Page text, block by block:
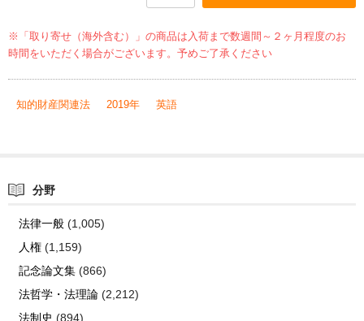
※「取り寄せ（海外含む）」の商品は入荷まで数週間～２ヶ月程度のお
時間をいただく場合がございます。予めご了承ください
知的財産関連法 2019年 英語
分野
法律一般(1,005)
人権(1,159)
記念論文集(866)
法哲学・法理論(2,212)
法制史 (894)